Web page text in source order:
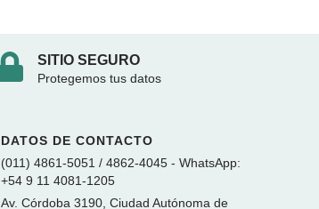
SITIO SEGURO
Protegemos tus datos
DATOS DE CONTACTO
(011) 4861-5051 / 4862-4045 - WhatsApp:
+54 9 11 4081-1205
Av. Córdoba 3190, Ciudad Autónoma de